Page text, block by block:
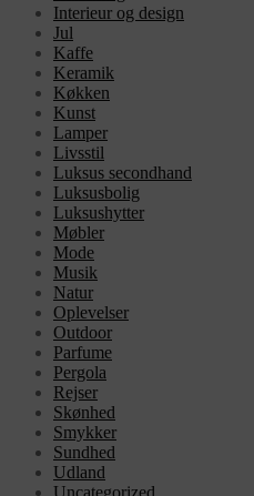
Interieur og design
Jul
Kaffe
Keramik
Køkken
Kunst
Lamper
Livsstil
Luksus secondhand
Luksusbolig
Luksushytter
Møbler
Mode
Musik
Natur
Oplevelser
Outdoor
Parfume
Pergola
Rejser
Skønhed
Smykker
Sundhed
Udland